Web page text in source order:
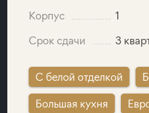
Корпус
1
Срок сдачи
3
C белой отделкой
Большая кухня